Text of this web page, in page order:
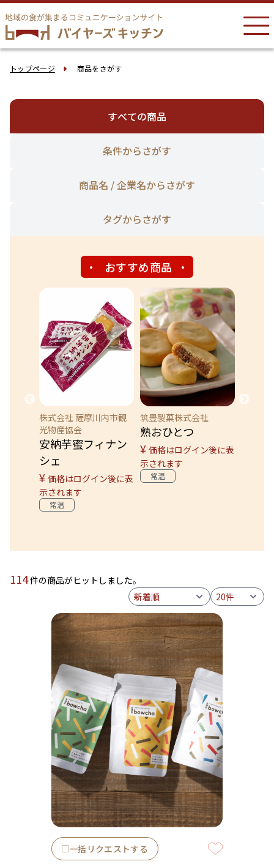
トップページ 商品をさがす
すべての商品
条件からさがす
商品名 / 企業名からさがす
タグからさがす
おすすめ商品
株式会社 薩摩川内市観
光物産協会
安納芋蜜フィナン
シェ
¥ 価格はログイン後に表
示されます
常温
筑豊製菓株式会社
熟おひとつ
¥ 価格はログイン後に表
示されます
常温
114件の商品がヒットしました。
一括リクエストする